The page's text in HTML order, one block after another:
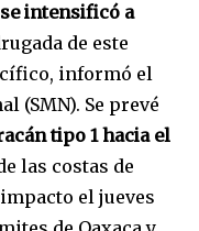
se intensificó a
de este
informó el
(SMN). Se prevé
tipo 1 hacia el
las costas de
el jueves